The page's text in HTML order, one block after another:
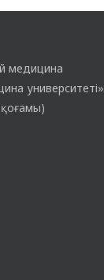
медицина
университеті»